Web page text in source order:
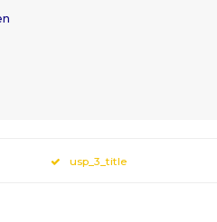
usp_3_title